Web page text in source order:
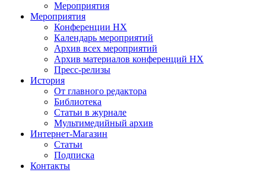
Мероприятия
Мероприятия
Конференции НХ
Календарь мероприятий
Архив всех мероприятий
Архив материалов конференций НХ
Пресс-релизы
История
От главного редактора
Библиотека
Статьи в журнале
Мультимедийный архив
Интернет-Магазин
Статьи
Подписка
Контакты